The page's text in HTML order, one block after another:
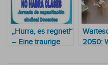
„Hurra, es regnet!“
– Eine traurige
2050: